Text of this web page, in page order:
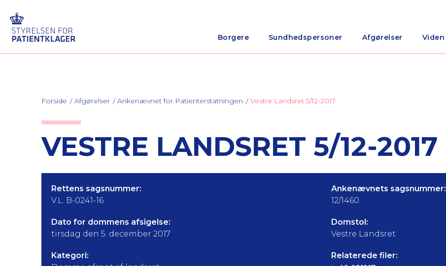
Borgere Sundhedspersoner Afgørelser Viden
Forside Afgørelser Ankenævnet for Patienterstatningen Vestre Landsret 5/12-2017
VESTRE LANDSRET 5/12-2017
Rettens sagsnummer:
V.L. B-0241-16
Ankenævnets sagsnummer:
12/1460
Dato for dommens afsigelse:
tirsdag den 5. december 2017
Domstol:
Vestre Landsret
Kategori:
Relaterede filer: